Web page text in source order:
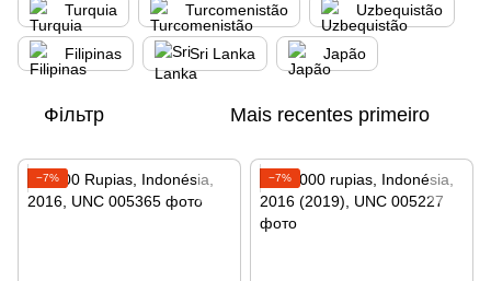
Turquia Turcomenistão Uzbequistão
Filipinas Sri Lanka Japão
Фільтр Mais recentes primeiro
−7% −7%